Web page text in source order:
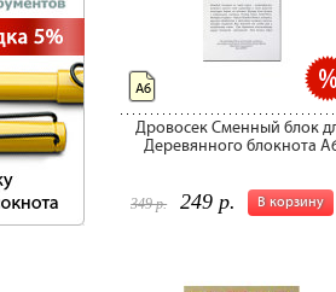
Дровосек Сменный блок
Деревянного блокнота
В корзину
349 р. 249 р.
А6